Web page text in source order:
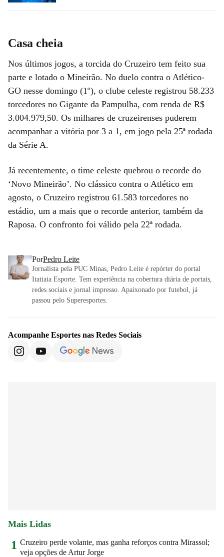
Casa cheia
Nos últimos jogos, a torcida do Cruzeiro tem feito sua
parte e lotado o Mineirão. No duelo contra o Atlético-
GO nesse domingo (1º), o clube celeste registrou 58.233
torcedores no Gigante da Pampulha, com renda de R$
3.004.979,50. Os milhares de cruzeirenses puderem
acompanhar a vitória por 3 a 1, em jogo pela 25ª rodada
da Série A.
Já recentemente, o time celeste quebrou o recorde do
‘Novo Mineirão’. No clássico contra o Atlético em
agosto, o Cruzeiro registrou 61.583 torcedores no
estádio, um a mais que o recorde anterior, também da
Raposa. O confronto foi válido pela 22ª rodada.
PorPedro Leite
Jornalista pela PUC Minas, Pedro Leite é repórter do portal
Itatiaia Esporte. Tem experiência na cobertura diária de portais,
redes sociais e jornal impresso. Apaixonado por futebol, já
passou pelo Superesportes.
Acompanhe Esportes nas Redes Sociais
Mais Lidas
1 Cruzeiro perde volante, mas ganha reforços contra Mirassol;
veja opções de Artur Jorge